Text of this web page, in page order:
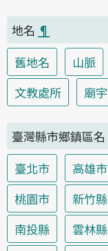
地名 ¶
舊地名
山脈
文教處所
廟宇
臺灣縣市鄉鎮區名
臺北市
高雄市
桃園市
新竹縣
南投縣
雲林縣